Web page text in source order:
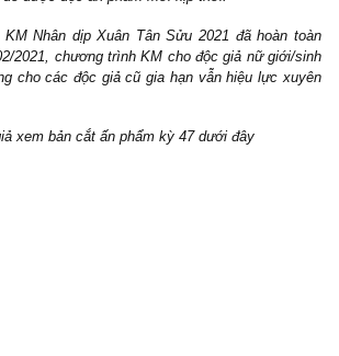
sẽ được phát hành vào tối muộn 10:30 PM
quá trình biên tập của chúng tôi bị chậm trễ